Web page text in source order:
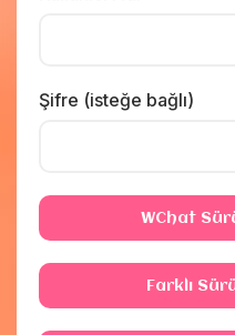
Şifre (isteğe bağlı)
WChat
Farklı